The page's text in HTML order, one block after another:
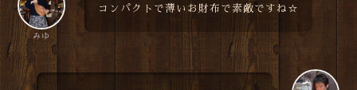
みゆ
コンパクトで薄いお財布で素敵ですね☆